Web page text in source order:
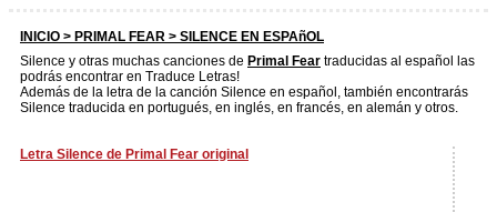
INICIO > PRIMAL FEAR > SILENCE EN ESPAñOL
Silence y otras muchas canciones de Primal Fear traducidas al español las
podrás encontrar en Traduce Letras!
Además de la letra de la canción Silence en español, también encontrarás
Silence traducida en portugués, en inglés, en francés, en alemán y otros.
Letra Silence de Primal Fear original